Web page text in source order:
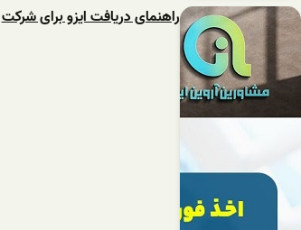
راهنمای دریافت ایزو برای شرکت